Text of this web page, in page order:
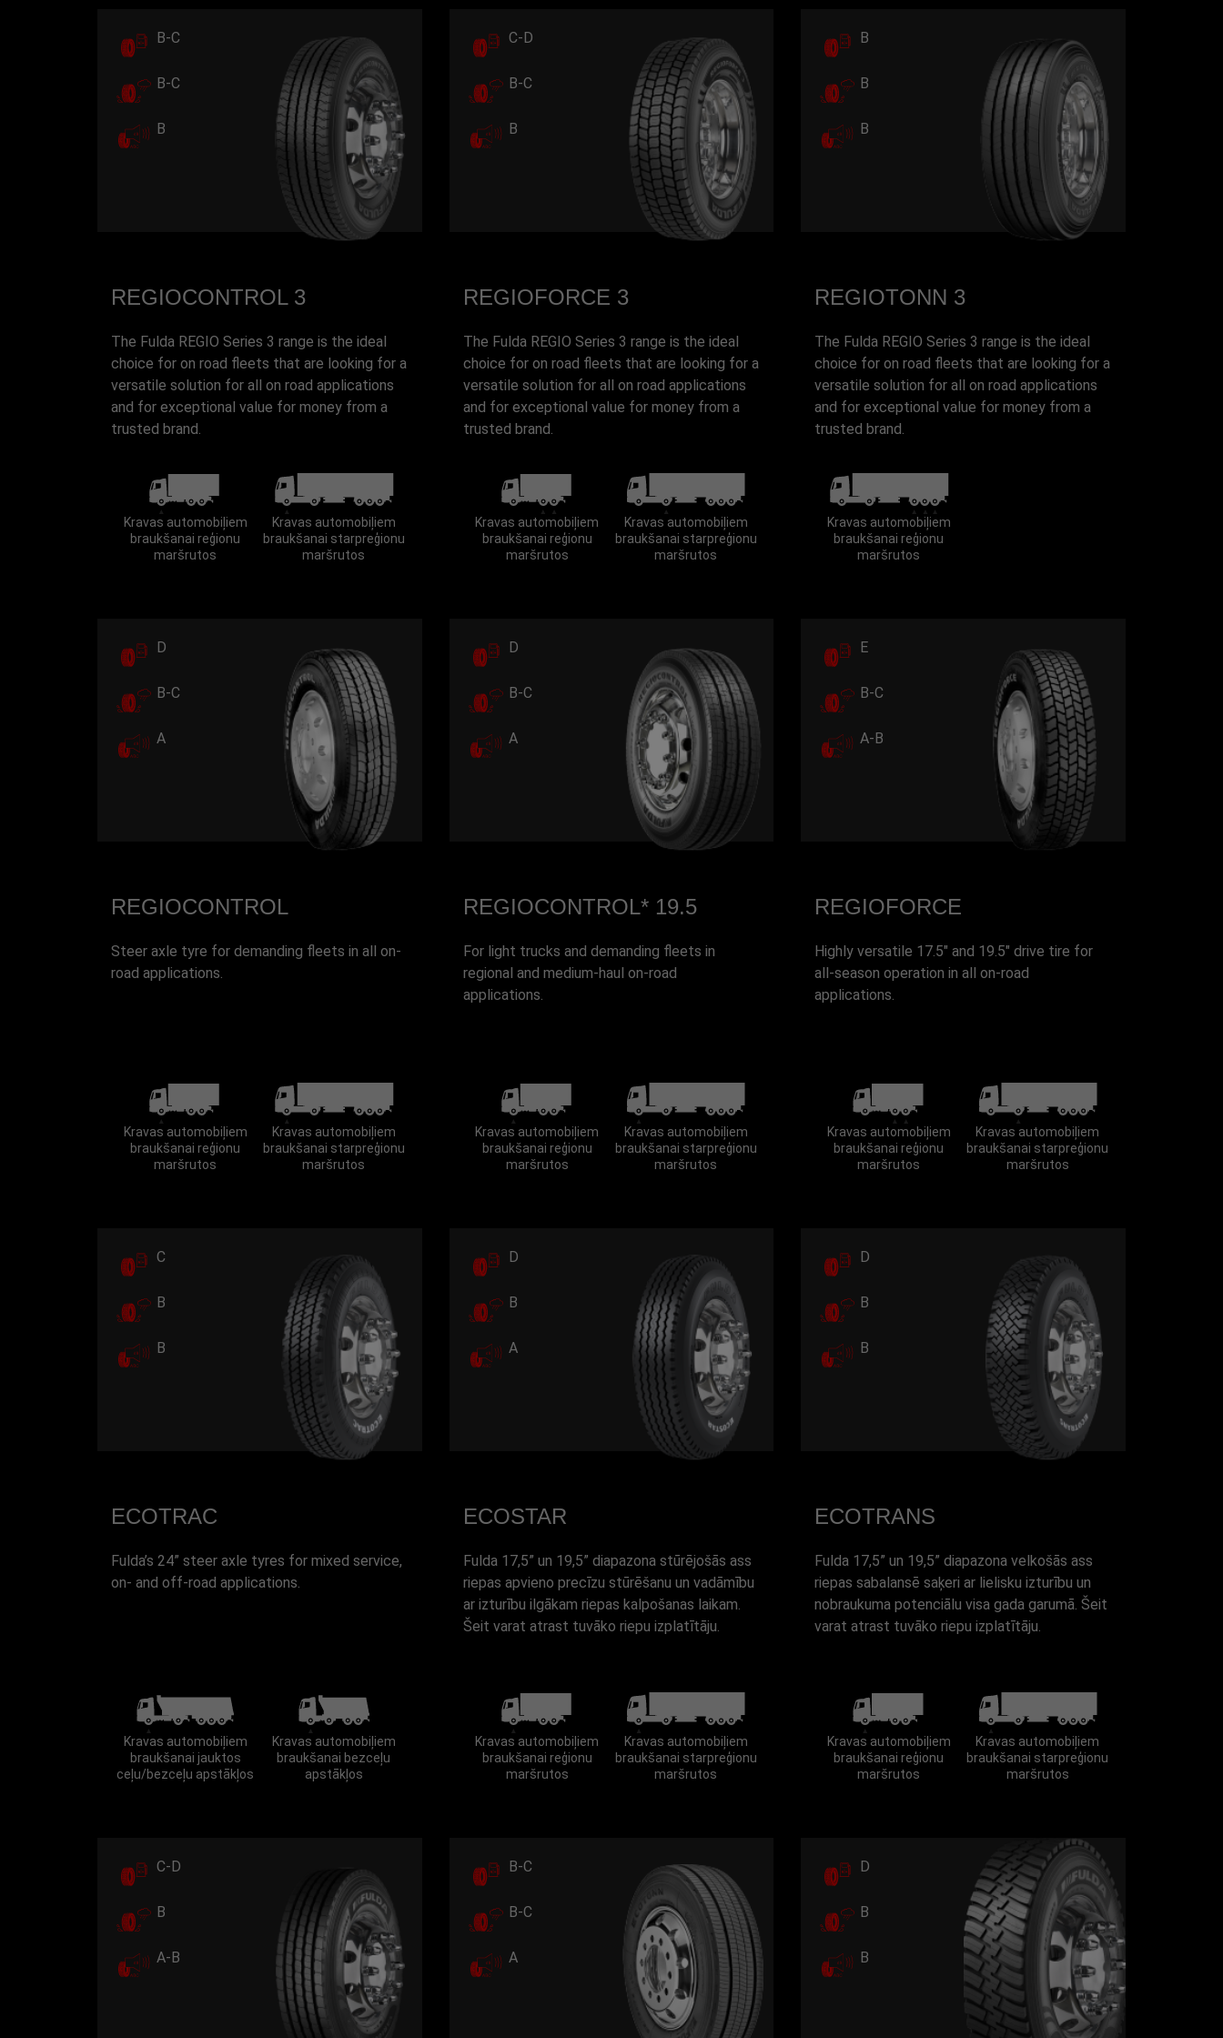
B-C
B-C
B
REGIOCONTROL 3
The Fulda REGIO Series 3 range is the ideal
choice for on road fleets that are looking for a
versatile solution for all on road applications
and for exceptional value for money from a
trusted brand.
Kravas automobiļiem
braukšanai reģionu
maršrutos
Kravas automobiļiem
braukšanai starpreģionu
maršrutos
C-D
B-C
B
REGIOFORCE 3
The Fulda REGIO Series 3 range is the ideal
choice for on road fleets that are looking for a
versatile solution for all on road applications
and for exceptional value for money from a
trusted brand.
Kravas automobiļiem
braukšanai reģionu
maršrutos
Kravas automobiļiem
braukšanai starpreģionu
maršrutos
B
B
B
REGIOTONN 3
The Fulda REGIO Series 3 range is the ideal
choice for on road fleets that are looking for a
versatile solution for all on road applications
and for exceptional value for money from a
trusted brand.
Kravas automobiļiem
braukšanai reģionu
maršrutos
D
B-C
A
REGIOCONTROL
Steer axle tyre for demanding fleets in all on-
road applications.
Kravas automobiļiem
braukšanai reģionu
maršrutos
Kravas automobiļiem
braukšanai starpreģionu
maršrutos
D
B-C
A
REGIOCONTROL* 19.5
For light trucks and demanding fleets in
regional and medium-haul on-road
applications.
Kravas automobiļiem
braukšanai reģionu
maršrutos
Kravas automobiļiem
braukšanai starpreģionu
maršrutos
E
B-C
A-B
REGIOFORCE
Highly versatile 17.5" and 19.5" drive tire for
all-season operation in all on-road
applications.
Kravas automobiļiem
braukšanai reģionu
maršrutos
Kravas automobiļiem
braukšanai starpreģionu
maršrutos
C
B
B
ECOTRAC
Fulda’s 24” steer axle tyres for mixed service,
on- and off-road applications.
Kravas automobiļiem
braukšanai jauktos
ceļu/bezceļu apstākļos
Kravas automobiļiem
braukšanai bezceļu
apstākļos
D
B
A
ECOSTAR
Fulda 17,5” un 19,5” diapazona stūrējošās ass
riepas apvieno precīzu stūrēšanu un vadāmību
ar izturību ilgākam riepas kalpošanas laikam.
Šeit varat atrast tuvāko riepu izplatītāju.
Kravas automobiļiem
braukšanai reģionu
maršrutos
Kravas automobiļiem
braukšanai starpreģionu
maršrutos
D
B
B
ECOTRANS
Fulda 17,5” un 19,5” diapazona velkošās ass
riepas sabalansē saķeri ar lielisku izturību un
nobraukuma potenciālu visa gada garumā. Šeit
varat atrast tuvāko riepu izplatītāju.
Kravas automobiļiem
braukšanai reģionu
maršrutos
Kravas automobiļiem
braukšanai starpreģionu
maršrutos
C-D
B
A-B
B-C
B-C
A
D
B
B